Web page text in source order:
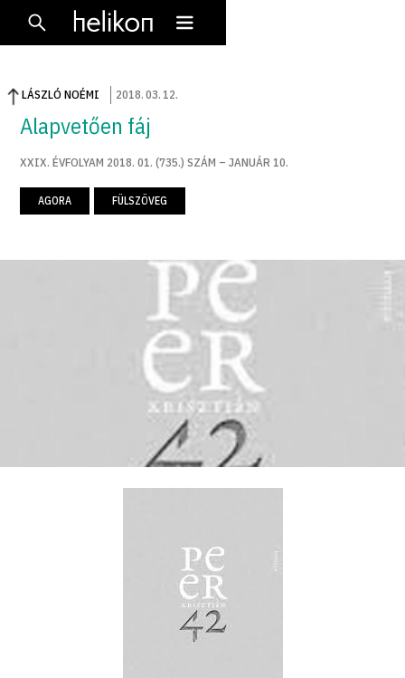
LÁSZLÓ NOÉMI 2018.03. 12.
Alapvetően fáj
XXIX. ÉVFOLYAM 2018. 01. (735.) SZÁM – JANUÁR 10.
AGORA FÜLSZÖVEG